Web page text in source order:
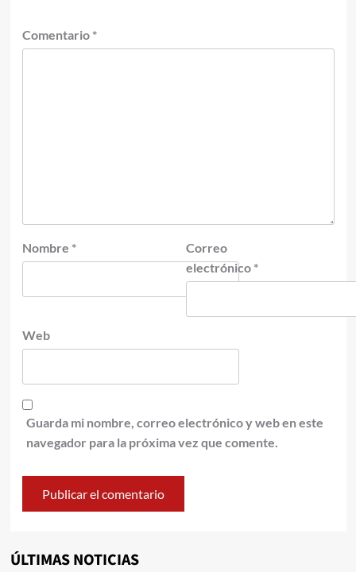
Comentario *
Nombre *
Correo
electrónico *
Web
Guarda mi nombre, correo electrónico y web en este
navegador para la próxima vez que comente.
ÚLTIMAS NOTICIAS